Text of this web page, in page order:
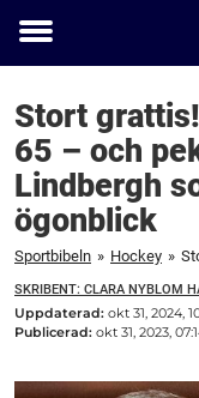
Toggle
Stort
65 – och
Lindbergh
ögonblick
Sportbibeln » Hockey »
SKRIBENT: CLARA NYBLOM
Uppdaterad: okt 31, 2024,
Publicerad: okt 31, 2023,